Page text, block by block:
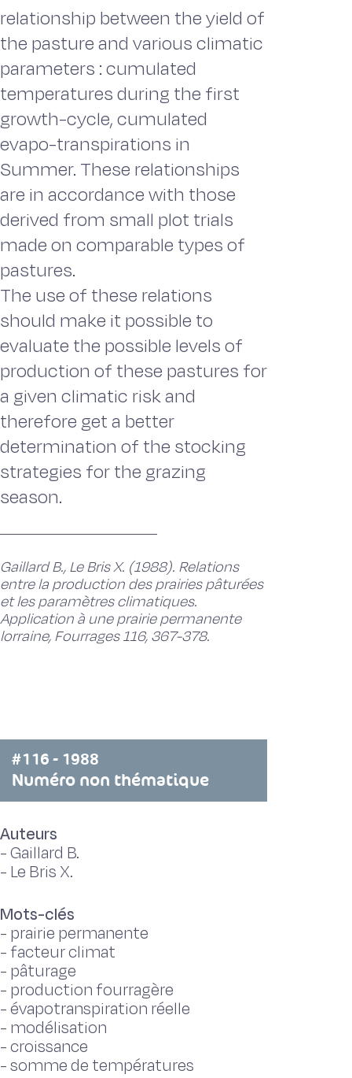
relationship between the yield of
the pasture and various climatic
parameters : cumulated
temperatures during the first
growth-cycle, cumulated
evapo-transpirations in
Summer. These relationships
are in accordance with those
derived from small plot trials
made on comparable types of
pastures.
The use of these relations
should make it possible to
evaluate the possible levels of
production of these pastures for
a given climatic risk and
therefore get a better
determination of the stocking
strategies for the grazing
season.
Gaillard B., Le Bris X. (1988). Relations
entre la production des prairies pâturées
et les paramètres climatiques.
Application à une prairie permanente
lorraine, Fourrages 116, 367-378.
#116 - 1988
Numéro non thématique
Auteurs
-Gaillard B.
- Le Bris X.
Mots-clés
- prairie permanente
- facteur climat
- pâturage
- production fourragère
-évapotranspiration réelle
- modélisation
-croissance
-somme de températures